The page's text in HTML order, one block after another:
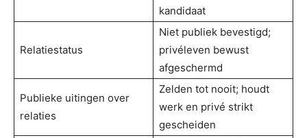
kandidaat
Relatiestatus
Niet publiek bevestigd;
privéleven bewust
afgeschermd
Publieke uitingen over
relaties
Zelden tot nooit; houdt
werk en privé strikt
gescheiden